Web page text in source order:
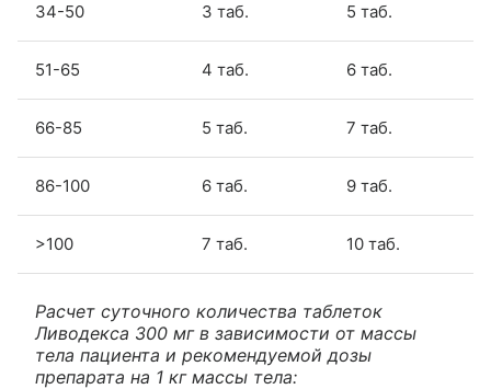
34-50 3 таб. 5 таб.
51-65 4 таб. 6 таб.
66-85 5 таб. 7 таб.
86-100 6 таб. 9 таб.
>100 7 таб. 10 таб.
Расчет суточного количества таблеток
Ливодекса 300 мг в зависимости от массы
тела пациента и рекомендуемой дозы
препарата на 1 кг массы тела: